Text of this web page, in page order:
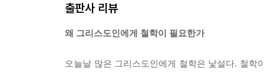
인간의 이성을 바르게 평가하고 인간의 이성적
여 정화하려던 시도는 중요한 몸부림이었다. 그러
출판사 리뷰
왜 그리스도인에게 철학이 필요한가
오늘날 많은 그리스도인에게 철학은 낯설다. 철